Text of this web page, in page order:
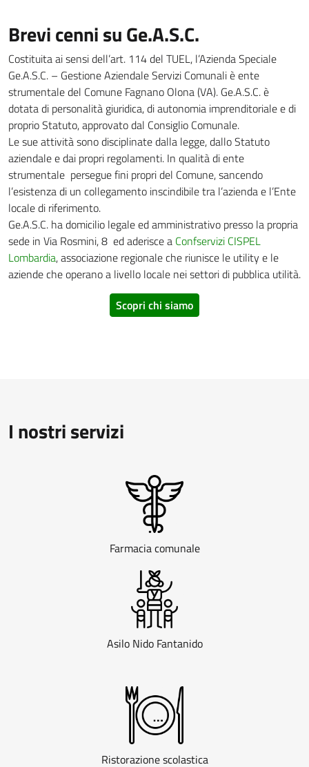
Brevi cenni su Ge.A.S.C.
Costituita ai sensi dell’art. 114 del TUEL, l’Azienda Speciale
Ge.A.S.C. – Gestione Aziendale Servizi Comunali è ente
strumentale del Comune Fagnano Olona (VA). Ge.A.S.C. è
dotata di personalità giuridica, di autonomia imprenditoriale e di
proprio Statuto, approvato dal Consiglio Comunale.
Le sue attività sono disciplinate dalla legge, dallo Statuto
aziendale e dai propri regolamenti. In qualità di ente
strumentale persegue fini propri del Comune, sancendo
l’esistenza di un collegamento inscindibile tra l’azienda e l’Ente
locale di riferimento.
Ge.A.S.C. ha domicilio legale ed amministrativo presso la propria
sede in Via Rosmini, 8 ed aderisce a Confservizi CISPEL
Lombardia, associazione regionale che riunisce le utility e le
aziende che operano a livello locale nei settori di pubblica utilità.
Scopri chi siamo
I nostri servizi
Farmacia comunale
Asilo Nido Fantanido
Ristorazione scolastica